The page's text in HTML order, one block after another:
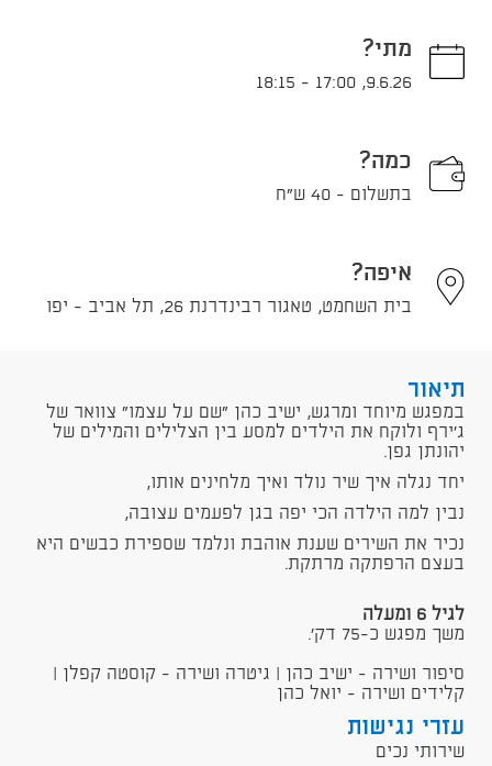
מתי?
9.6.26
,
17:00
-
18:15
כמה?
בתשלום - 40 ש"ח
איפה?
בית השחמט, טאגור רבינדרנת 26, תל אביב - יפו
תיאור
במפגש מיוחד ומרגש, ישיב כהן "שם על עצמו" צוואר של
ג'ירף ולוקח את הילדים למסע בין הצלילים והמילים של
יהונתן גפן.
יחד נגלה איך שיר נולד ואיך מלחינים אותו,
נבין למה הילדה הכי יפה בגן לפעמים עצובה,
נכיר את השירים שענת אוהבת ונלמד שספירת כבשים היא
בעצם הרפתקה מרתקת.
לגיל 6 ומעלה
משך מפגש כ-75 דק'.
סיפור ושירה - ישיב כהן | גיטרה ושירה - קוסטה קפלן |
קלידים ושירה - יואל כהן
עזרי נגישות
שירותי נכים